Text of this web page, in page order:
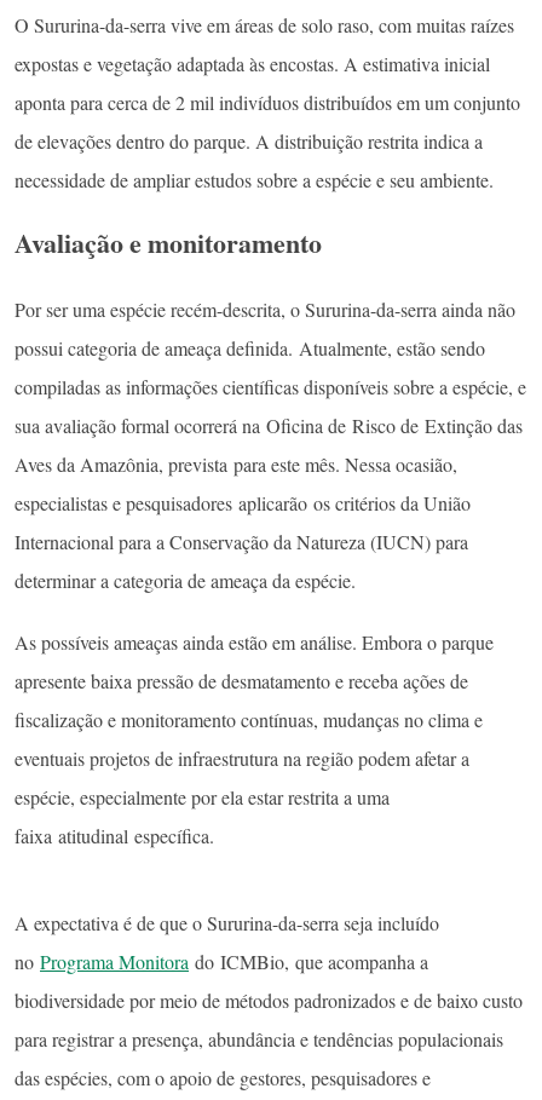
O Sururina-da-serra vive em áreas de solo raso, com muitas raízes
expostas e vegetação adaptada às encostas. A estimativa inicial
aponta para cerca de 2 mil indivíduos distribuídos em um conjunto
de elevações dentro do parque. A distribuição restrita indica a
necessidade de ampliar estudos sobre a espécie e seu ambiente.
Avaliação e monitoramento
Por ser uma espécie recém-descrita, o Sururina-da-serra ainda não
possui categoria de ameaça definida. Atualmente, estão sendo
compiladas as informações científicas disponíveis sobre a espécie, e
sua avaliação formal ocorrerá na Oficina de Risco de Extinção das
Aves da Amazônia, prevista para este mês. Nessa ocasião,
especialistas e pesquisadores aplicarão os critérios da União
Internacional para a Conservação da Natureza (IUCN) para
determinar a categoria de ameaça da espécie.
As possíveis ameaças ainda estão em análise. Embora o parque
apresente baixa pressão de desmatamento e receba ações de
fiscalização e monitoramento contínuas, mudanças no clima e
eventuais projetos de infraestrutura na região podem afetar a
espécie, especialmente por ela estar restrita a uma
faixa atitudinal específica.
A expectativa é de que o Sururina-da-serra seja incluído
no Programa Monitora do ICMBio, que acompanha a
biodiversidade por meio de métodos padronizados e de baixo custo
para registrar a presença, abundância e tendências populacionais
das espécies, com o apoio de gestores, pesquisadores e